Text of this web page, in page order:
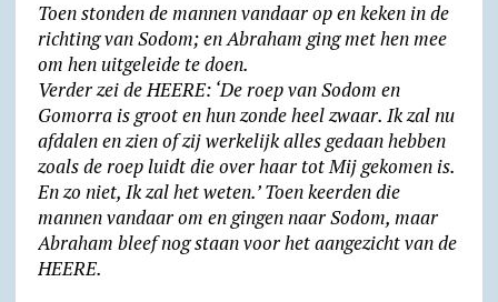
Toen stonden de mannen vandaar op en keken in de
richting van Sodom; en Abraham ging met hen mee
om hen uitgeleide te doen.
Verder zei de HEERE: ‘De roep van Sodom en
Gomorra is groot en hun zonde heel zwaar. Ik zal nu
afdalen en zien of zij werkelijk alles gedaan hebben
zoals de roep luidt die over haar tot Mij gekomen is.
En zo niet, Ik zal het weten.’ Toen keerden die
mannen vandaar om en gingen naar Sodom, maar
Abraham bleef nog staan voor het aangezicht van de
HEERE.